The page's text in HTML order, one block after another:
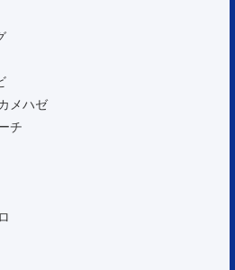
メハゼ
チ